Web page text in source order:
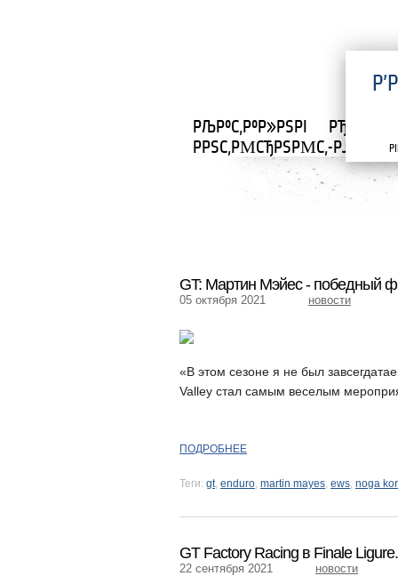
РЉР°С‚Р°Р»РЅРІ
РРЅС‚РΜСЂРЅРΜС‚-
GT: Мартин Мэйес - победный
05 октября 2021 новости
«В этом сезоне я не был
Valley стал самым веселым
ПОДРОБНЕЕ
Теги: gt, enduro, martin mayes, ews, noga
GT Factory Racing в Finale
22 сентября 2021 новости